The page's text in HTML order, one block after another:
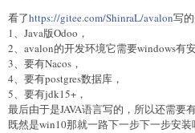
看了https://gitee.com/ShinraL/avalon写
1、Java版Odoo，
2、avalon的开发环境它需要windows有
3、要有Nacos，
4、要有postgres数据库，
5、要有jdk15+，
最后由于是JAVA语言写的，所以还需要
既然是win10那就一路下一步下一步安装